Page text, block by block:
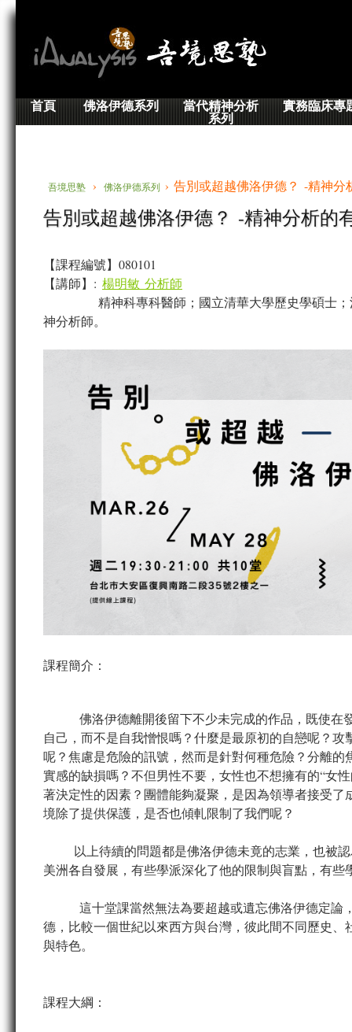
首頁 佛洛伊德系列 當代精神分析
系列
實務臨床專
吾境思塾 › 佛洛伊德系列 › 告別或超越佛洛伊德？ -精神分
告別或超越佛洛伊德？ -精神分析的
【課程編號】080101
【講師】: 楊明敏 分析師
精神科專科醫師；國立清華大學歷史學碩士
神分析師。
課程簡介：
佛洛伊德離開後留下不少未完成的作品，既使在發
自己，而不是自我憎恨嗎？什麼是最原初的自戀呢？
呢？焦慮是危險的訊號，然而是針對何種危險？分離
實感的缺損嗎？不但男性不要，女性也不想擁有的“女
著決定性的因素？團體能夠凝聚，是因為領導者接受
境除了提供保護，是否也傾軋限制了我們呢？
以上待續的問題都是佛洛伊德未竟的志業，也被認
美洲各自發展，有些學派深化了他的限制與盲點，有
這十堂課當然無法為要超越或遺忘佛洛伊德定論，
德，比較一個世紀以來西方與台灣，彼此間不同歷史
與特色。
課程大綱：